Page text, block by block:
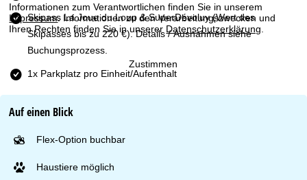
Informationen zum Verantwortlichen finden Sie in unserem
Impressum. Informationen zu den Verarbeitungszwecken und
Ihren Rechten finden Sie in unserer Datenschutzerklärung.
Zustimmen
eSkipass La Joue du Loup & SuperDévoluy(Wert des
Skipasses bis zu 220 €). Details / Ausnahmen siehe
Buchungsprozess.
1x Parkplatz pro Einheit/Aufenthalt
Auf einen Blick
Flex-Option buchbar
Haustiere möglich